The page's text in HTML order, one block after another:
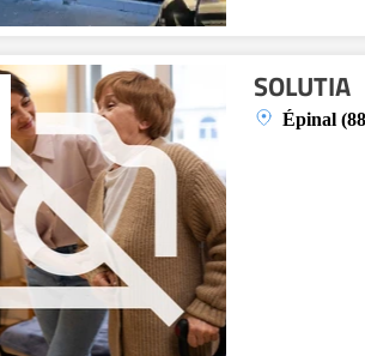
SOLUTIA
Épinal